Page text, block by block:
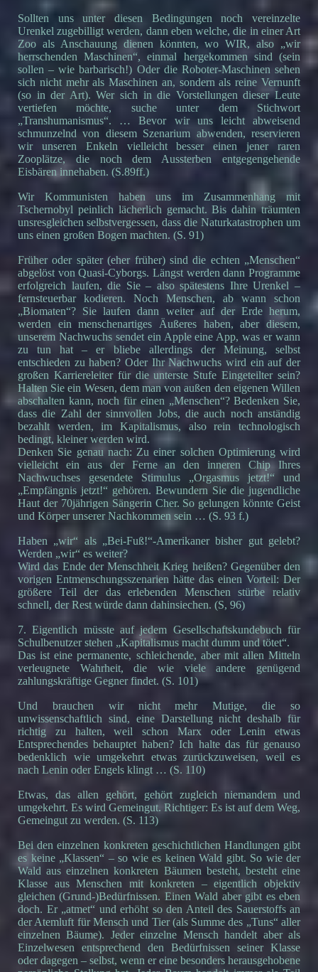
Sollten uns unter diesen Bedingungen noch vereinzelte
Urenkel zugebilligt werden, dann eben welche, die in einer Art
Zoo als Anschauung dienen könnten, wo WIR, also „wir
herrschenden Maschinen“, einmal hergekommen sind (sein
sollen – wie barbarisch!) Oder die Roboter-Maschinen sehen
sich nicht mehr als Maschinen an, sondern als reine Vernunft
(so in der Art). Wer sich in die Vorstellungen dieser Leute
vertiefen möchte, suche unter dem Stichwort
„Transhumanismus“. … Bevor wir uns leicht abweisend
schmunzelnd von diesem Szenarium abwenden, reservieren
wir unseren Enkeln vielleicht besser einen jener raren
Zooplätze, die noch dem Aussterben entgegengehende
Eisbären innehaben. (S.89ff.)
Wir Kommunisten haben uns im Zusammenhang mit
Tschernobyl peinlich lächerlich gemacht. Bis dahin träumten
unsresgleichen selbstvergessen, dass die Naturkatastrophen um
uns einen großen Bogen machten. (S. 91)
Früher oder später (eher früher) sind die echten „Menschen“
abgelöst von Quasi-Cyborgs. Längst werden dann Programme
erfolgreich laufen, die Sie – also spätestens Ihre Urenkel –
fernsteuerbar kodieren. Noch Menschen, ab wann schon
„Biomaten“? Sie laufen dann weiter auf der Erde herum,
werden ein menschenartiges Äußeres haben, aber diesem,
unserem Nachwuchs sendet ein Apple eine App, was er wann
zu tun hat – er bliebe allerdings der Meinung, selbst
entschieden zu haben? Oder Ihr Nachwuchs wird ein auf der
großen Karriereleiter für die unterste Stufe Eingeteilter sein?
Halten Sie ein Wesen, dem man von außen den eigenen Willen
abschalten kann, noch für einen „Menschen“? Bedenken Sie,
dass die Zahl der sinnvollen Jobs, die auch noch anständig
bezahlt werden, im Kapitalismus, also rein technologisch
bedingt, kleiner werden wird.
Denken Sie genau nach: Zu einer solchen Optimierung wird
vielleicht ein aus der Ferne an den inneren Chip Ihres
Nachwuchses gesendete Stimulus „Orgasmus jetzt!“ und
„Empfängnis jetzt!“ gehören. Bewundern Sie die jugendliche
Haut der 70jährigen Sängerin Cher. So gelungen könnte Geist
und Körper unserer Nachkommen sein … (S. 93 f.)
Haben „wir“ als „Bei-Fuß!“-Amerikaner bisher gut gelebt?
Werden „wir“ es weiter?
Wird das Ende der Menschheit Krieg heißen? Gegenüber den
vorigen Entmenschungsszenarien hätte das einen Vorteil: Der
größere Teil der das erlebenden Menschen stürbe relativ
schnell, der Rest würde dann dahinsiechen. (S, 96)
7. Eigentlich müsste auf jedem Gesellschaftskundebuch für
Schulbenutzer stehen „Kapitalismus macht dumm und tötet“.
Das ist eine permanente, schleichende, aber mit allen Mitteln
verleugnete Wahrheit, die wie viele andere genügend
zahlungskräftige Gegner findet. (S. 101)
Und brauchen wir nicht mehr Mutige, die so
unwissenschaftlich sind, eine Darstellung nicht deshalb für
richtig zu halten, weil schon Marx oder Lenin etwas
Entsprechendes behauptet haben? Ich halte das für genauso
bedenklich wie umgekehrt etwas zurückzuweisen, weil es
nach Lenin oder Engels klingt … (S. 110)
Etwas, das allen gehört, gehört zugleich niemandem und
umgekehrt. Es wird Gemeingut. Richtiger: Es ist auf dem Weg,
Gemeingut zu werden. (S. 113)
Bei den einzelnen konkreten geschichtlichen Handlungen gibt
es keine „Klassen“ – so wie es keinen Wald gibt. So wie der
Wald aus einzelnen konkreten Bäumen besteht, besteht eine
Klasse aus Menschen mit konkreten – eigentlich objektiv
gleichen (Grund-)Bedürfnissen. Einen Wald aber gibt es eben
doch. Er „atmet“ und erhöht so den Anteil des Sauerstoffs an
der Atemluft für Mensch und Tier (als Summe des „Tuns“ aller
einzelnen Bäume). Jeder einzelne Mensch handelt aber als
Einzelwesen entsprechend den Bedürfnissen seiner Klasse
oder dagegen – selbst, wenn er eine besonders herausgehobene